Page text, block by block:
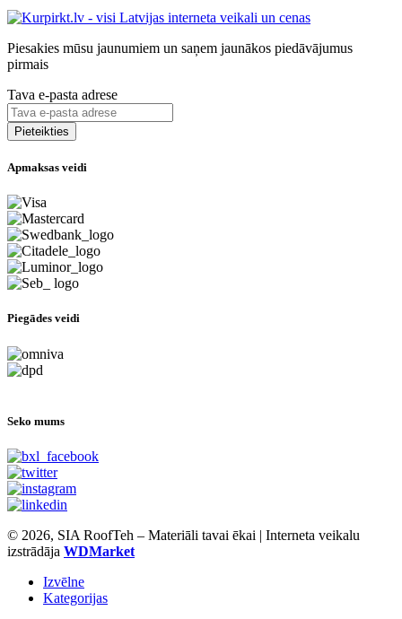
Piesakies mūsu jaunumiem un saņem jaunākos piedāvājumus
pirmais
Tava e-pasta adrese
Apmaksas veidi
Piegādes veidi
Seko mums
© 2026, SIA RoofTeh – Materiāli tavai ēkai | Interneta veikalu
izstrādāja WDMarket
Izvēlne
Kategorijas